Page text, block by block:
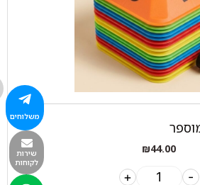
₪44.00
-
+
משלוחים
שירות
לקוחות